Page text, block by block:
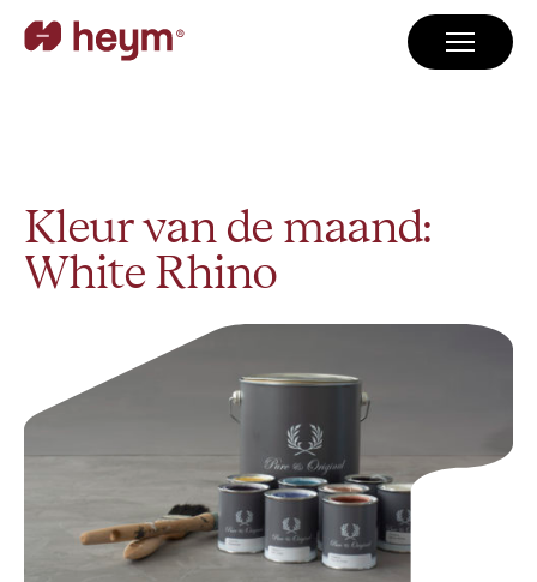
Kleur van de maand:
White Rhino